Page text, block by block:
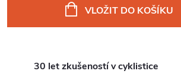
VLOŽIT DO KOŠÍKU
30 let zkušeností v cyklistice